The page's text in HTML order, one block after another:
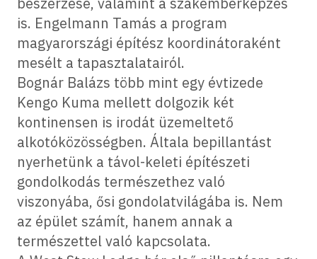
is. Engelmann Tamás a program
magyarországi építész koordinátoraként
mesélt a tapasztalatairól.
Bognár Balázs több mint egy évtizede
Kengo Kuma mellett dolgozik két
kontinensen is irodát üzemeltető
alkotóközösségben. Általa bepillantást
nyerhetünk a távol-keleti építészeti
gondolkodás természethez való
viszonyába, ősi gondolatvilágába is. Nem
az épület számít, hanem annak a
természettel való kapcsolata.